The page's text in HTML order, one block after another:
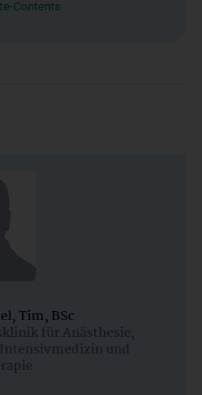
Contents
Tim, BSc
für Anästhesie,
und